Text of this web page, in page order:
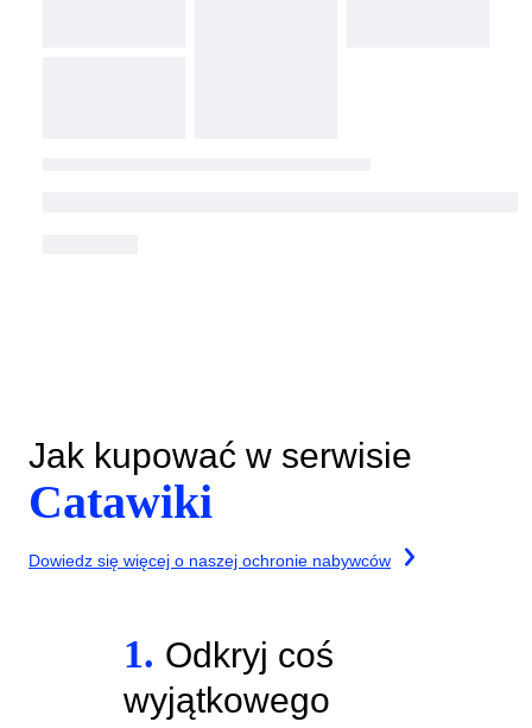
Jak kupować w serwisie
Catawiki
Dowiedz się więcej o naszej ochronie nabywców
1. Odkryj coś
wyjątkowego